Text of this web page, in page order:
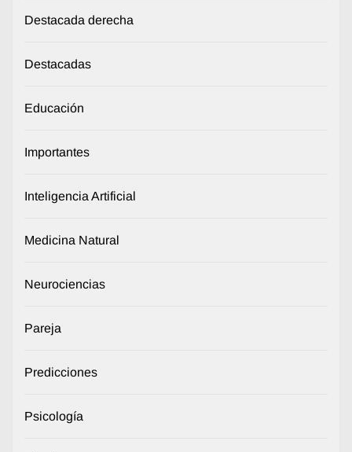
Destacada derecha
Destacadas
Educación
Importantes
Inteligencia Artificial
Medicina Natural
Neurociencias
Pareja
Predicciones
Psicología